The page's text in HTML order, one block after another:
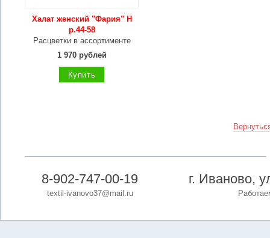
Халат женский "Фария" Н
р.44-58
Расцветки в ассортименте
1 970 рублей
Купить
8-902-747-00-19
textil-ivanovo37@mail.ru
г. Иваново,